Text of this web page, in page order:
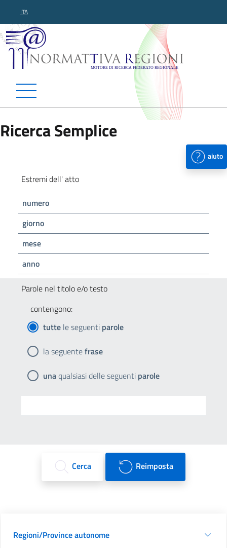
ITA
Normattiva Regioni -
Ricerca Semplice
aiuto
Estremi dell' atto
numero
giorno
mese
anno
Parole nel titolo e/o testo
contengono:
tutte le seguenti parole
la seguentefrase
unaqualsiasi delle seguenti parole
Cerca Reimposta
Regioni/Province autonome